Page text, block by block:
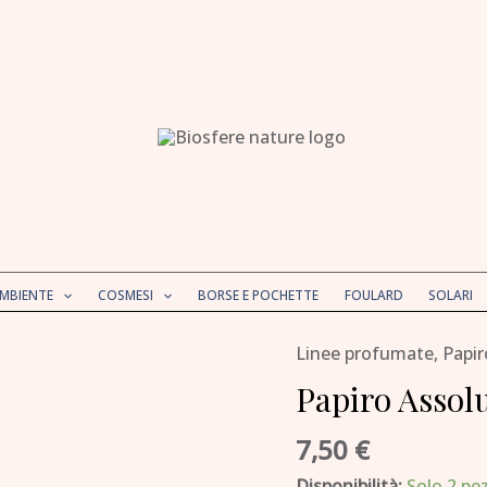
COSMESI BORSE E POCHETTE FOULARD SOLARI
Linee profumate,
Papiro
7,50 €
Papiro
Assoluto
-
Balsamo
labbra